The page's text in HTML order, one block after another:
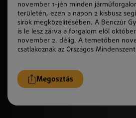
november 1-jén minden
területén, ezen a napon 2 kisbusz
sírok megközelítésében. A Benczúr
is le lesz zárva a forgalom elől
november 2. délig. A temetőben
csatlakoznak az Országos
Megosztás